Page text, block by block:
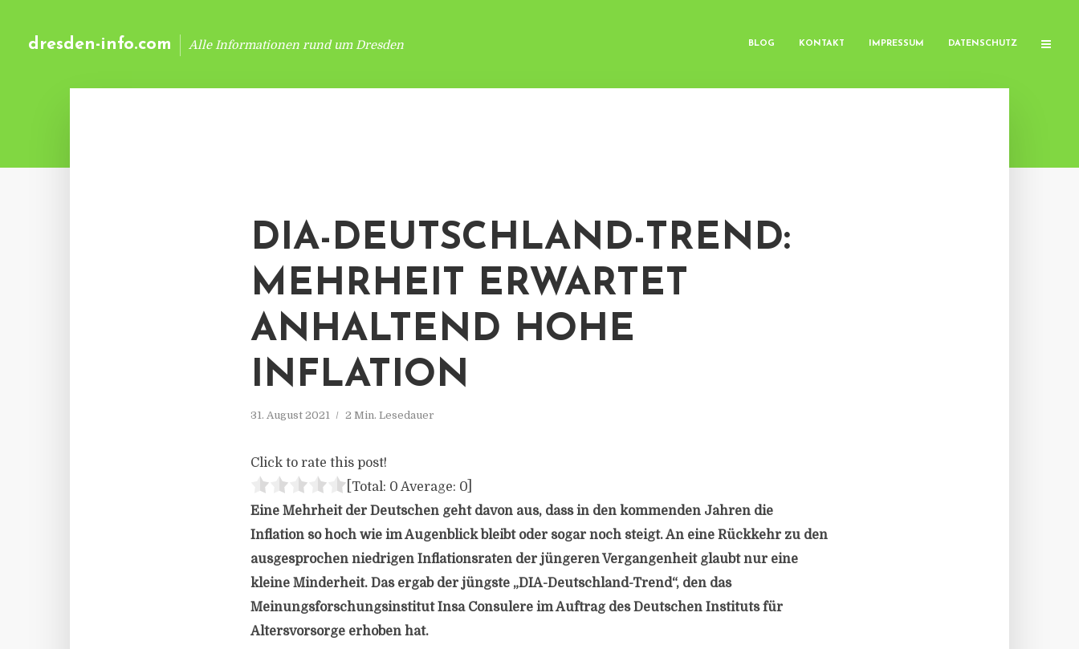
dresden-info.com Alle Informationen rund um Dresden BLOG KONTAKT IMPRESSUM DATENSCHUTZ
DIA-DEUTSCHLAND-TREND:
MEHRHEIT ERWARTET
ANHALTEND HOHE
INFLATION
31. August 2021 2 Min. Lesedauer
Click to rate this post!
[Total: 0 Average: 0
Eine Mehrheit der Deutschen geht davon aus, dass in den kommenden Jahren die
Inflation so hoch wie im Augenblick bleibt oder sogar noch steigt. An eine Rückkehr zu den
ausgesprochen niedrigen Inflationsraten der jüngeren Vergangenheit glaubt nur eine
kleine Minderheit. Das ergab der jüngste „DIA-Deutschland-Trend“, den das
Meinungsforschungsinstitut Insa Consulere im Auftrag des Deutschen Instituts für
Altersvorsorge erhoben hat.